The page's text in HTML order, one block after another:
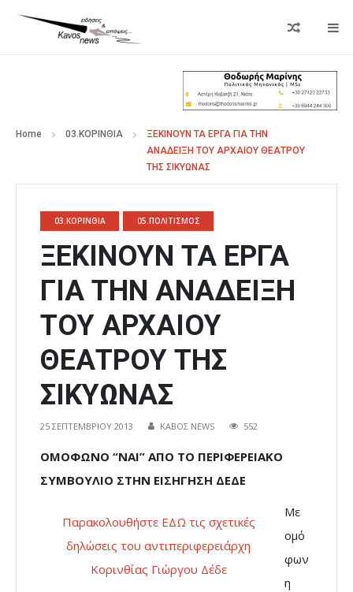
Home 03.ΚΟΡΙΝΘΙΑ
ΞΕΚΙΝΟΥΝ ΤΑ ΕΡΓΑ ΓΙΑ ΤΗΝ
ΑΝΑΔΕΙΞΗ ΤΟΥ ΑΡΧΑΙΟΥ ΘΕΑΤΡΟΥ
ΤΗΣ ΣΙΚΥΩΝΑΣ
03.ΚΟΡΙΝΘΙΑ 05.ΠΟΛΙΤΙΣΜΟΣ
ΞΕΚΙΝΟΥΝ ΤΑ ΕΡΓΑ
ΓΙΑ ΤΗΝ ΑΝΑΔΕΙΞΗ
ΤΟΥ ΑΡΧΑΙΟΥ
ΘΕΑΤΡΟΥ ΤΗΣ
ΣΙΚΥΩΝΑΣ
25 ΣΕΠΤΕΜΒΡΊΟΥ 2013 ΚΑΒΟΣ NEWS 552
ΟΜΟΦΩΝΟ “ΝΑΙ” ΑΠΟ ΤΟ ΠΕΡΙΦΕΡΕΙΑΚΟ
ΣΥΜΒΟΥΛΙΟ ΣΤΗΝ ΕΙΣΗΓΗΣΗ ΔΕΔΕ
Παρακολουθήστε ΕΔΩ τις σχετικές
δηλώσεις του αντιπεριφερειάρχη
Κορινθίας Γιώργου Δέδε
Με
ομό
φων
η